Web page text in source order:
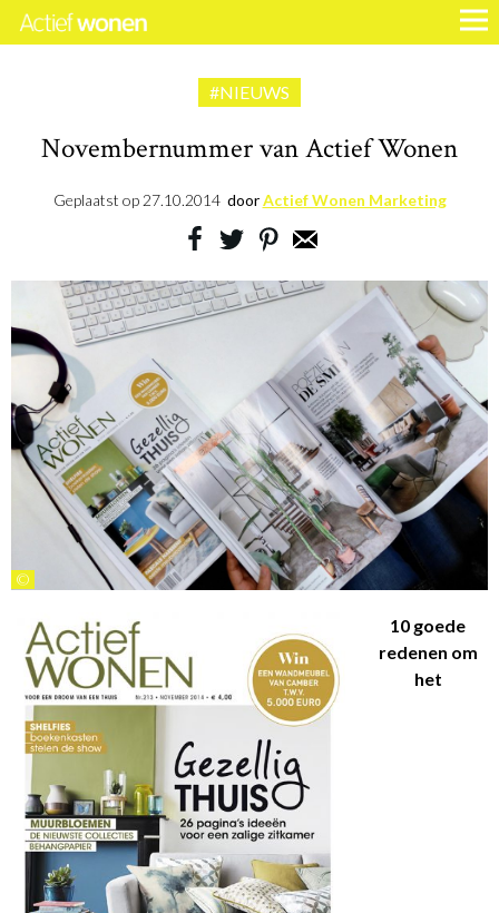
#NIEUWS
Novembernummer van Actief Wonen
Geplaatst op 27.10.2014 doorActief Wonen Marketing
©
10 goede
redenen om
het